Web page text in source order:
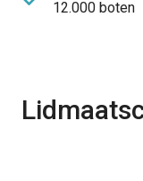
12.000 boten